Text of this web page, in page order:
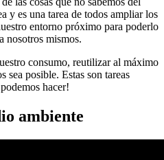
y es una tarea de todos ampliar los
entorno próximo para poderlo
nosotros mismos.
consumo, reutilizar al máximo
sea posible. Estas son tareas
hacer!
ambiente